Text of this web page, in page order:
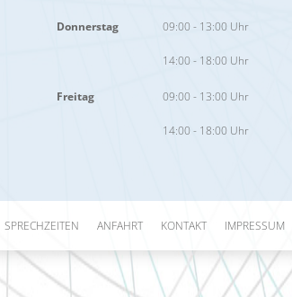
Donnerstag 09:00 - 13:00 Uhr
14:00 - 18:00 Uhr
Freitag 09:00 - 13:00 Uhr
14:00 - 18:00 Uhr
SPRECHZEITEN ANFAHRT KONTAKT IMPRESSUM